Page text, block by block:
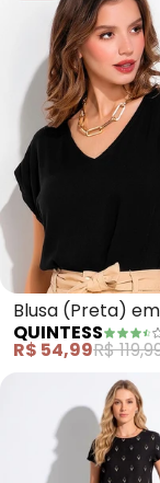
Blusa (Preta)
Plana Sarjada
QUINTESS
R$ 54,99R$